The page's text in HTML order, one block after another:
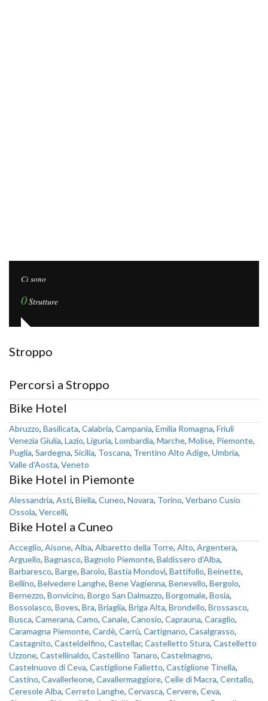
Ci sono
0Strutture
Stroppo
Percorsi a Stroppo
Bike Hotel
Abruzzo, Basilicata, Calabria, Campania, Emilia Romagna, Friuli
Venezia Giulia, Lazio, Liguria, Lombardia, Marche, Molise, Piemonte,
Puglia, Sardegna, Sicilia, Toscana, Trentino Alto Adige, Umbria,
Valle d'Aosta, Veneto
Bike Hotel in Piemonte
Alessandria, Asti, Biella, Cuneo, Novara, Torino, Verbano Cusio
Ossola, Vercelli,
Bike Hotel a Cuneo
Acceglio, Aisone, Alba, Albaretto della Torre, Alto, Argentera,
Arguello, Bagnasco, Bagnolo Piemonte, Baldissero d'Alba,
Barbaresco, Barge, Barolo, Bastia Mondovì, Battifollo, Beinette,
Bellino, Belvedere Langhe, Bene Vagienna, Benevello, Bergolo,
Bernezzo, Bonvicino, Borgo San Dalmazzo, Borgomale, Bosia,
Bossolasco, Boves, Bra, Briaglia, Briga Alta, Brondello, Brossasco,
Busca, Camerana, Camo, Canale, Canosio, Caprauna, Caraglio,
Caramagna Piemonte, Cardè, Carrù, Cartignano, Casalgrasso,
Castagnito, Casteldelfino, Castellar, Castelletto Stura, Castelletto
Uzzone, Castellinaldo, Castellino Tanaro, Castelmagno,
Castelnuovo di Ceva, Castiglione Falletto, Castiglione Tinella,
Castino, Cavallerleone, Cavallermaggiore, Celle di Macra, Centallo,
Ceresole Alba, Cerreto Langhe, Cervasca, Cervere, Ceva,